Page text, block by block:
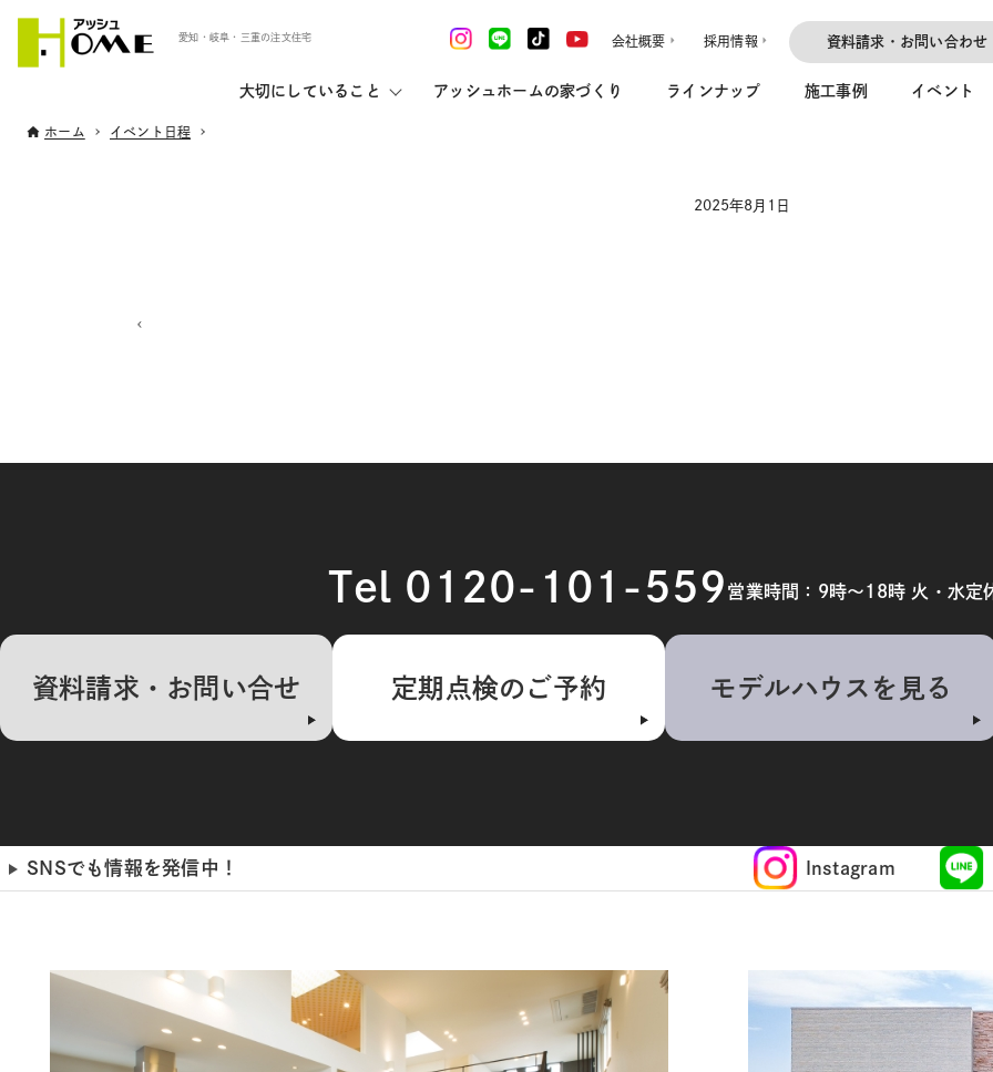
愛知・岐阜・三重の注文住宅 会社概要 採用情報 資料請求・お問い合わせ
大切にしていること アッシュホームの家づくり ラインナップ 施工事例 イベント
ホーム イベント日程
2025年8月1日
Tel 0120-101-559 営業時間：9時～18時 火・水定
資料請求・お問い合せ 定期点検のご予約 モデルハウスを見る
SNSでも情報を発信中！ Instagram